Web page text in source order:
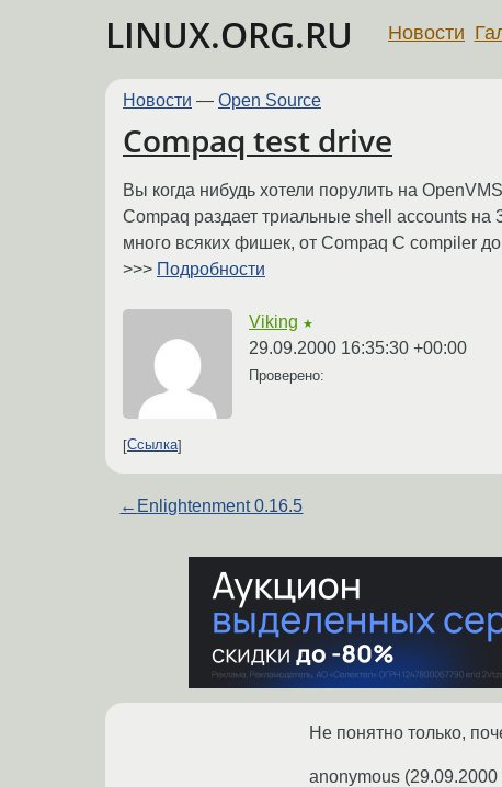
LINUX.ORG.RU Новости
Новости — Open Source
Compaq test drive
Вы когда нибудь хотели порулить на
Compaq раздает триальные shell accounts
много всяких фишек, от Сompaq С compiler
>>> Подробности
Viking ★
29.09.2000 16:35:30 +00:00
Проверено:
Ссылка
← Enlightenment 0.16.5
Не понятно только,
anonymous (